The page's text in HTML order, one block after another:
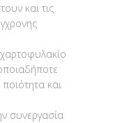
και τις
και
συνεργασία